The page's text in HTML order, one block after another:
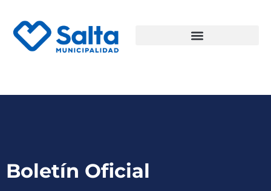
Boletín Oficial